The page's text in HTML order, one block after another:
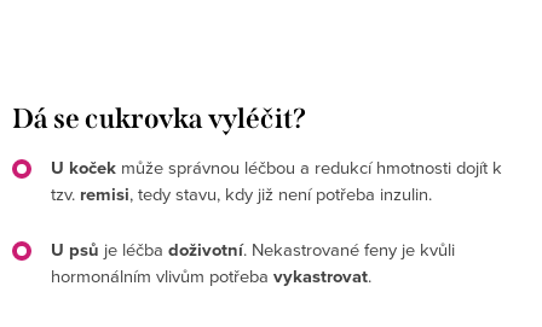
Dá se cukrovka vyléčit?
U koček může správnou léčbou a redukcí hmotnosti dojít k
tzv. remisi, tedy stavu, kdy již není potřeba inzulin.
U psů je léčba doživotní. Nekastrované feny je kvůli
hormonálním vlivům potřeba vykastrovat.